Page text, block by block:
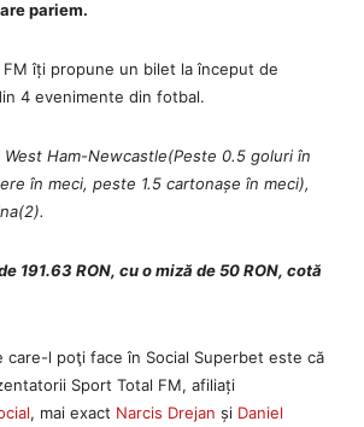
pariem.
FM îți propune un bilet la început de
4 evenimente din fotbal.
West Ham-Newcastle(Peste 0.5 goluri în
în meci, peste 1.5 cartonașe în meci),
191.63 RON, cu o miză de 50 RON, cotă
care-l poţi face în Social Superbet este că
Sport Total FM, afiliați
, mai exact Narcis Drejan și Daniel